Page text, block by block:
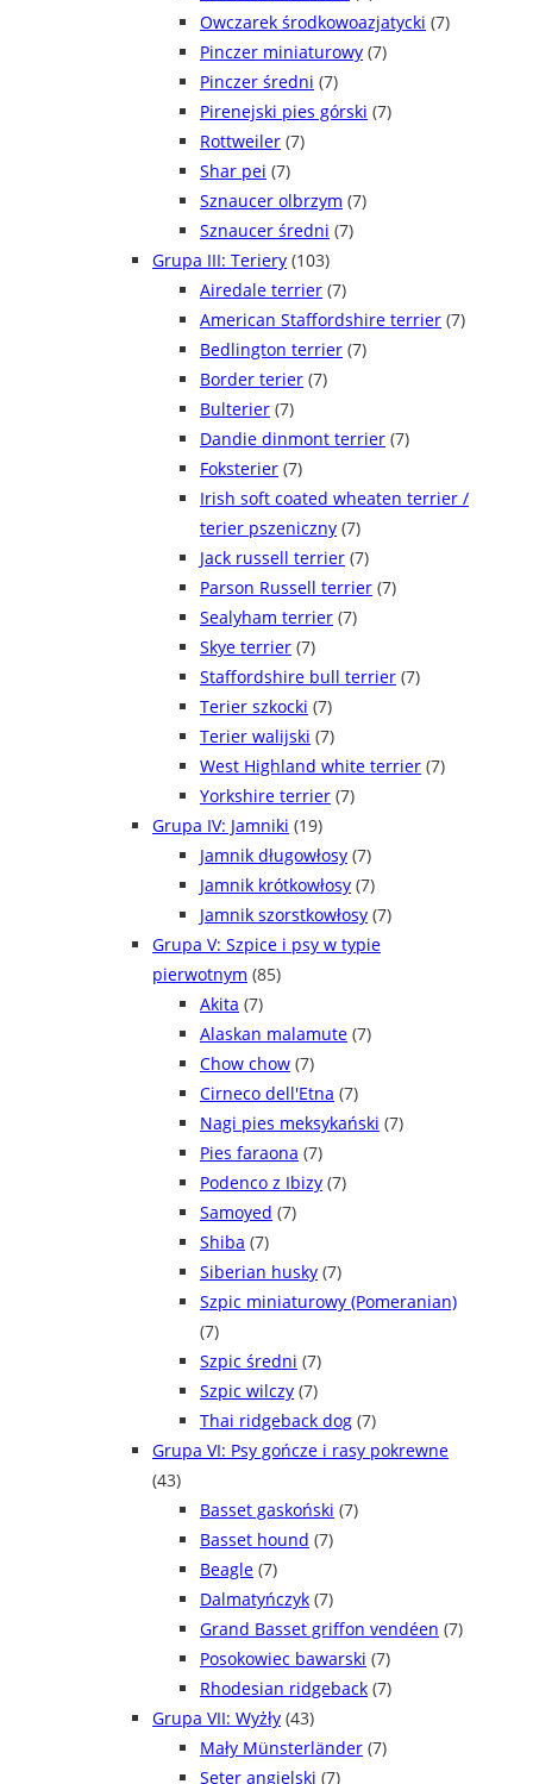
Owczarek środkowoazjatycki (7)
Pinczer miniaturowy (7)
Pinczer średni (7)
Pirenejski pies górski (7)
Rottweiler (7)
Shar pei (7)
Sznaucer olbrzym (7)
Sznaucer średni (7)
Grupa III: Teriery (103)
Airedale terrier (7)
American Staffordshire terrier (7)
Bedlington terrier (7)
Border terier (7)
Bulterier (7)
Dandie dinmont terrier (7)
Foksterier (7)
Irish soft coated wheaten terrier /
terier pszeniczny (7)
Jack russell terrier (7)
Parson Russell terrier (7)
Sealyham terrier (7)
Skye terrier (7)
Staffordshire bull terrier (7)
Terier szkocki (7)
Terier walijski (7)
West Highland white terrier (7)
Yorkshire terrier (7)
Grupa IV: Jamniki (19)
Jamnik długowłosy (7)
Jamnik krótkowłosy (7)
Jamnik szorstkowłosy (7)
Grupa V: Szpice i psy w typie
pierwotnym (85)
Akita (7)
Alaskan malamute (7)
Chow chow (7)
Cirneco dell'Etna (7)
Nagi pies meksykański (7)
Pies faraona (7)
Podenco z Ibizy (7)
Samoyed (7)
Shiba (7)
Siberian husky (7)
Szpic miniaturowy (Pomeranian)
(7)
Szpic średni (7)
Szpic wilczy (7)
Thai ridgeback dog (7)
Grupa VI: Psy gończe i rasy pokrewne
(43)
Basset gaskoński (7)
Basset hound (7)
Beagle (7)
Dalmatyńczyk (7)
Grand Basset griffon vendéen (7)
Posokowiec bawarski (7)
Rhodesian ridgeback (7)
Grupa VII: Wyżły (43)
Mały Münsterländer (7)
Seter angielski (7)